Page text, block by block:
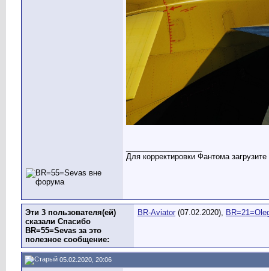
Для корректировки Фантома
Эти 3 пользователя(ей)
сказали Спасибо
BR=55=Sevas за это
полезное сообщение:
BR-Aviator (07.02.2020),
05.02.2020, 20:06